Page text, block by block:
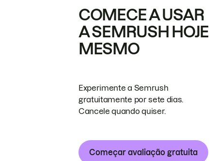
COMECE A USAR
A SEMRUSH HOJE
MESMO
Experimente a Semrush
gratuitamente por sete dias.
Cancele quando quiser.
Começar avaliação gratuita